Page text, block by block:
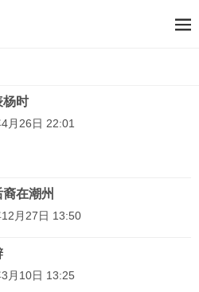
杨时
月26日 22:01
在潮州
月27日 13:50
月10日 13:25